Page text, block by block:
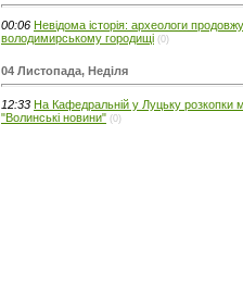
00:06 Невідома історія: археологи
володимирському городищі (0)
04 Листопада, Неділя
12:33 На Кафедральній у Луцьку розкопки
"Волинські новини" (0)